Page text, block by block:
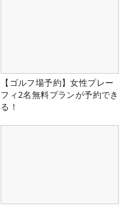
【ゴルフ場予約】女性プレー
フィ2名無料プランが予約でき
る！